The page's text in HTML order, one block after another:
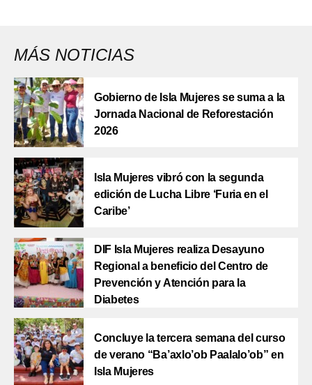
MÁS NOTICIAS
Gobierno de Isla Mujeres se suma a la
Jornada Nacional de Reforestación
2026
Isla Mujeres vibró con la segunda
edición de Lucha Libre ‘Furia en el
Caribe’
DIF Isla Mujeres realiza Desayuno
Regional a beneficio del Centro de
Prevención y Atención para la
Diabetes
Concluye la tercera semana del curso
de verano “Ba’axlo’ob Paalalo’ob” en
Isla Mujeres